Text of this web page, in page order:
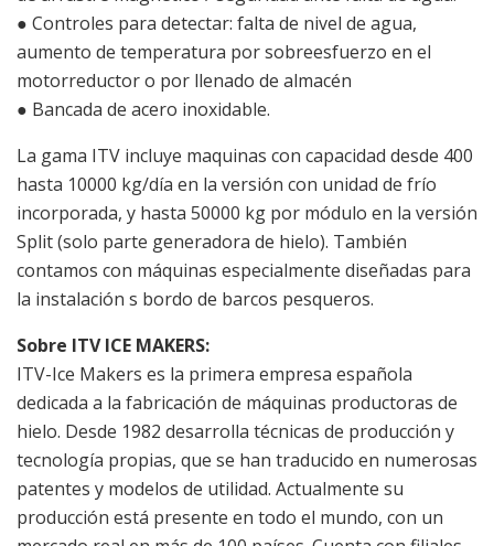
● Controles para detectar: falta de nivel de agua,
aumento de temperatura por sobreesfuerzo en el
motorreductor o por llenado de almacén
● Bancada de acero inoxidable.
La gama ITV incluye maquinas con capacidad desde 400
hasta 10000 kg/día en la versión con unidad de frío
incorporada, y hasta 50000 kg por módulo en la versión
Split (solo parte generadora de hielo). También
contamos con máquinas especialmente diseñadas para
la instalación s bordo de barcos pesqueros.
Sobre ITV ICE MAKERS:
ITV-Ice Makers es la primera empresa española
dedicada a la fabricación de máquinas productoras de
hielo. Desde 1982 desarrolla técnicas de producción y
tecnología propias, que se han traducido en numerosas
patentes y modelos de utilidad. Actualmente su
producción está presente en todo el mundo, con un